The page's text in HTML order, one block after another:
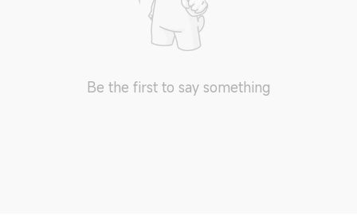
Be the first to say something